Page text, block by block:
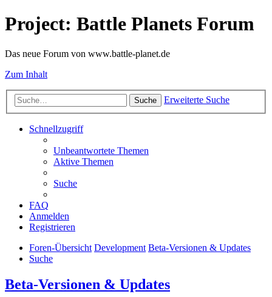
Project: Battle Planets Forum
Das neue Forum von www.battle-planet.de
Zum Inhalt
Suche Erweiterte Suche
Schnellzugriff
Unbeantwortete Themen
Aktive Themen
Suche
FAQ
Anmelden
Registrieren
Foren-Übersicht Development Beta-Versionen & Updates
Suche
Beta-Versionen & Updates